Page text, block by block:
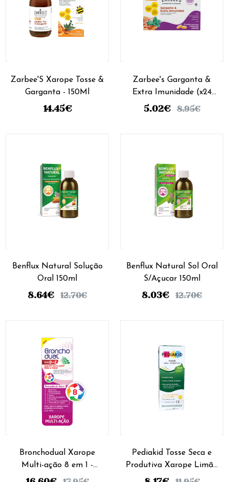
Zarbee'S Xarope Tosse &
Garganta - 150Ml
14.45€
Zarbee's Garganta &
Extra Imunidade (x24
pastilhas)
5.02€ 8.95€
Benflux Natural Solução
Oral 150ml
8.64€ 12.70€
Benflux Natural Sol Oral
S/Açucar 150ml
8.03€ 12.70€
Bronchodual Xarope
Multi-ação 8 em 1 -
120mL
Pediakid Tosse Seca e
Produtiva Xarope Limão
- 125Ml